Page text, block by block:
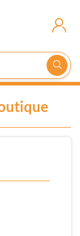
Connexion